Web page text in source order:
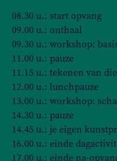
08.30 u.: start opvang
09.00 u.: onthaal
09.30 u.: workshop:
11.00 u.: pauze
11.15 u.: tekenen van
12.00 u.: lunchpauze
13.00 u.: workshop:
14.30 u.: pauze
14.45 u.: je eigen
16.00 u.: einde
17.00 u.: einde na-